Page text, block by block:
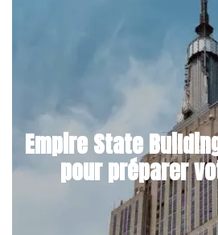
Empire State
pour préparer